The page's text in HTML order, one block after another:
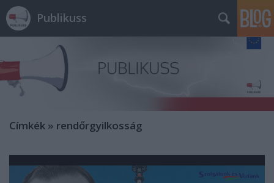
Publikuss
Címkék » rendőrgyilkosság